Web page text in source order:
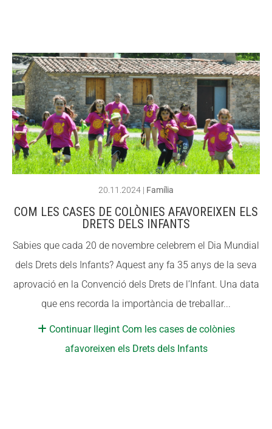
20.11.2024 | Família
COM LES CASES DE COLÒNIES AFAVOREIXEN ELS
DRETS DELS INFANTS
Sabies que cada 20 de novembre celebrem el Dia Mundial
dels Drets dels Infants? Aquest any fa 35 anys de la seva
aprovació en la Convenció dels Drets de l’Infant. Una data
que ens recorda la importància de treballar...
Continuar llegint Com les cases de colònies
afavoreixen els Drets dels Infants
ACCIÓ SOCIAL I JOVES
ESPLAIS
SUPORT TERCER SECTOR
CONEIX FUNDESPLAI
ACCIÓ SOCIAL I JOVES
ESPLAIS
SUPORT TERCER SECTOR
CONEIX FUNDESPLAI